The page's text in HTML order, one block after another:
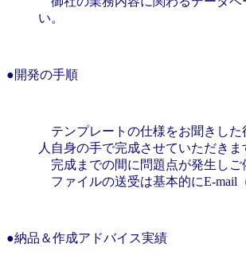
い。
●開発の手順
テンプレートの仕様をお聞きした
人自身の手で完成させていただきま
完成までの間に問題点が発生しご
ファイルの送受は基本的にE-mail
●納品＆作成アドバイス実績